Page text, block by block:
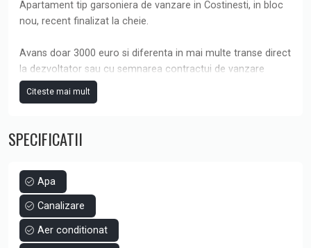
Apartament tip garsoniera de vanzare in Costinesti, in bloc
nou, recent finalizat la cheie.
Avans doar 3000 euro si diferenta in mai multe transe direct
la dezvoltator sau cu semnarea contractui de vanzare
cumparare in urmatoarele 3 luni.
plus balcon 4,52 mp, finisaje moderne complete, baie
complet amenajata, aer conditionat si pardoseala placata
Te bucuri imediat de vacanta ta de vara, la mai putin de 200
m de plaja.
Citeste mai mult
SPECIFICATII
Apa
Canalizare
Aer conditionat